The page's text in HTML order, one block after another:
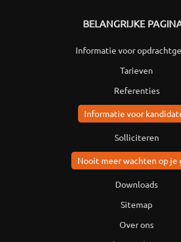
BELANGRIJKE
Informatie voor
Tarieven
Referenties
Informatie voor
Solliciteren
Nooit meer wachten op je
Downloads
Sitemap
Over ons